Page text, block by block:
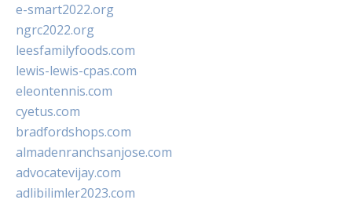
e-smart2022.org
ngrc2022.org
leesfamilyfoods.com
lewis-lewis-cpas.com
eleontennis.com
cyetus.com
bradfordshops.com
almadenranchsanjose.com
advocatevijay.com
adlibilimler2023.com